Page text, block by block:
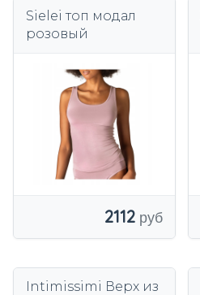
Sielei топ модал
розовый
2112
Intimissimi Верх из